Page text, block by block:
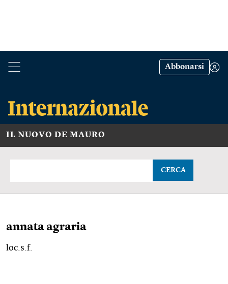
Abbonarsi
IL NUOVO DE MAURO
CERCA
annata agraria
loc.s.f.